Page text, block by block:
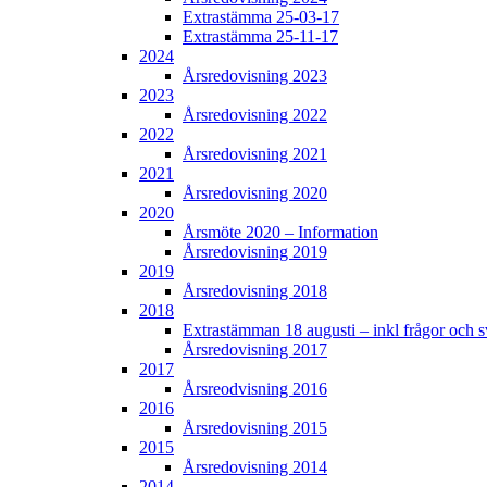
Extrastämma 25-03-17
Extrastämma 25-11-17
2024
Årsredovisning 2023
2023
Årsredovisning 2022
2022
Årsredovisning 2021
2021
Årsredovisning 2020
2020
Årsmöte 2020 – Information
Årsredovisning 2019
2019
Årsredovisning 2018
2018
Extrastämman 18 augusti – inkl frågor och
Årsredovisning 2017
2017
Årsreodvisning 2016
2016
Årsredovisning 2015
2015
Årsredovisning 2014